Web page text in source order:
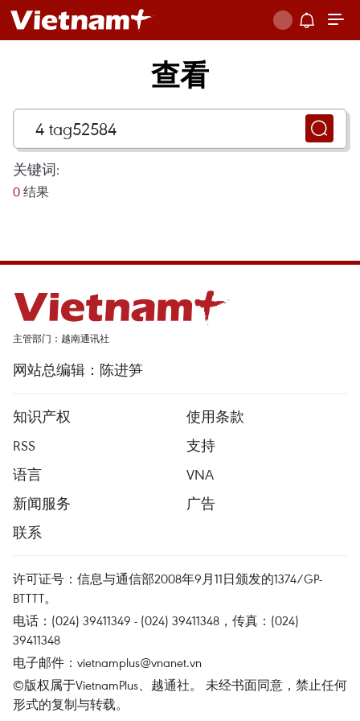
查看
关键词:
0 结果
主管部门：越南通讯社
网站总编辑：陈进笋
知识产权
使用条款
RSS
支持
语言
VNA
新闻服务
广告
联系
许可证号：信息与通信部2008年9月11日颁发的1374/GP-
BTTTT。
电话：(024) 39411349 - (024) 39411348，传真：(024)
39411348
电子邮件： vietnamplus@vnanet.vn
©版权属于VietnamPlus、越通社。 未经书面同意，禁止任何
形式的复制与转载。